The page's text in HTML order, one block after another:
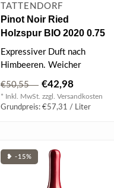
TATTENDORF
Pinot Noir Ried
Holzspur BIO 2020 0.75
l
Expressiver Duft nach
Himbeeren. Weicher
Gaumen, elegantes..
€50,55 €42,98
* Inkl. MwSt. zzgl. Versandkosten
Grundpreis: €57,31 / Liter
❥ -15%